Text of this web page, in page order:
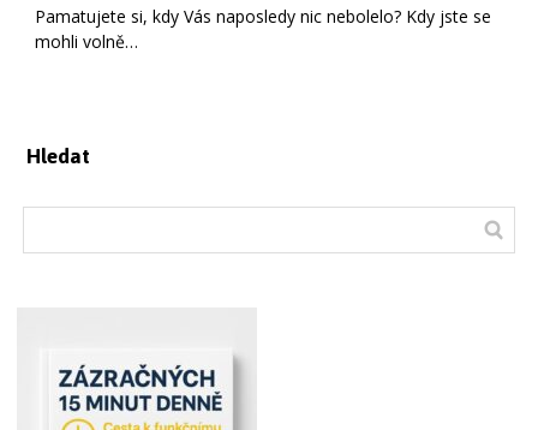
Pamatujete si, kdy Vás naposledy nic nebolelo? Kdy jste se
mohli volně…
Hledat